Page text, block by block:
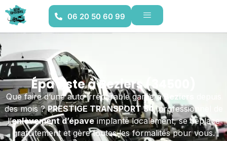
06 20 50 60 99
Épaviste à Beziers (34500)
Que faire d’une auto irréparable garéeà Beziers
des mois ?PRESTIGE TRANSPORT 34, professionnel de
l’enlèvement d’épaveimplanté localement, se déplace
gratuitement et gère toutes les formalités pour vous.